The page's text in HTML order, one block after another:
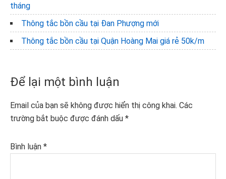
tháng
Thông tắc bồn cầu tại Đan Phượng mới
Thông tắc bồn cầu tại Quận Hoàng Mai giá rẻ 50k/m
Reader
Interactions
Để lại một bình luận
Email của bạn sẽ không được hiển thị công khai. Các
trường bắt buộc được đánh dấu *
Bình luận *